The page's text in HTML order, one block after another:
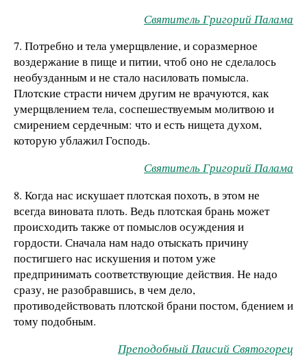
Святитель Григорий Палама
7. Потребно и тела умерщвление, и соразмерное
воздержание в пище и питии, чтоб оно не сделалось
необузданным и не стало насиловать помысла.
Плотские страсти ничем другим не врачуются, как
умерщвлением тела, соспешествуемым молитвою и
смирением сердечным: что и есть нищета духом,
которую ублажил Господь.
Святитель Григорий Палама
8. Когда нас искушает плотская похоть, в этом не
всегда виновата плоть. Ведь плотская брань может
происходить также от помыслов осуждения и
гордости. Сначала нам надо отыскать причину
постигшего нас искушения и потом уже
предпринимать соответствующие действия. Не надо
сразу, не разобравшись, в чем дело,
противодействовать плотской брани постом, бдением и
тому подобным.
Преподобный Паисий Святогорец